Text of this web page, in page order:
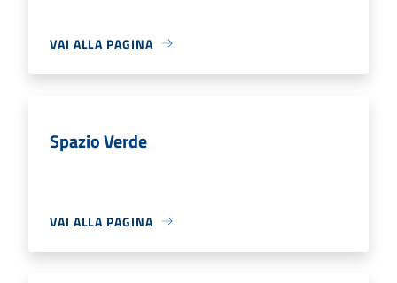
VAI ALLA PAGINA
Spazio Verde
VAI ALLA PAGINA